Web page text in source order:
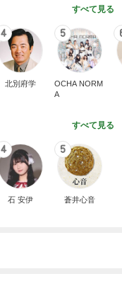
すべて見る
4
北別府学
5
OCHA NORM
A
すべて見る
4
石 安伊
5
蒼井心音